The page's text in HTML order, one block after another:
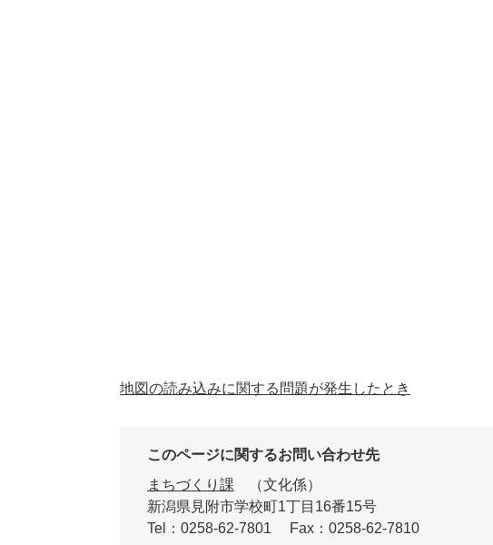
地図の読み込みに関する問題が発生したとき
このページに関するお問い合わせ先
まちづくり課
文化係
新潟県見附市学校町1丁目16番15号
Tel：0258-62-7801
Fax：0258-62-7810